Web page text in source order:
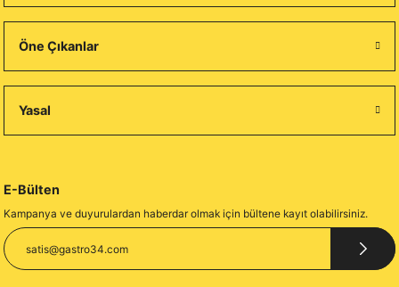
Öne Çıkanlar
Yasal
E-Bülten
Kampanya ve duyurulardan haberdar olmak için bültene kayıt olabilirsiniz.